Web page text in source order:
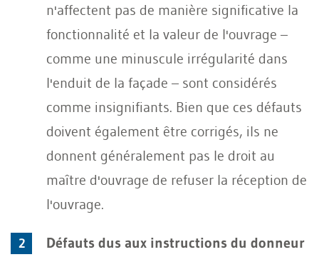
n'affectent pas de manière significative la
fonctionnalité et la valeur de l'ouvrage –
comme une minuscule irrégularité dans
l'enduit de la façade – sont considérés
comme insignifiants. Bien que ces défauts
doivent également être corrigés, ils ne
donnent généralement pas le droit au
maître d'ouvrage de refuser la réception de
l'ouvrage.
Défauts dus aux instructions du donneur